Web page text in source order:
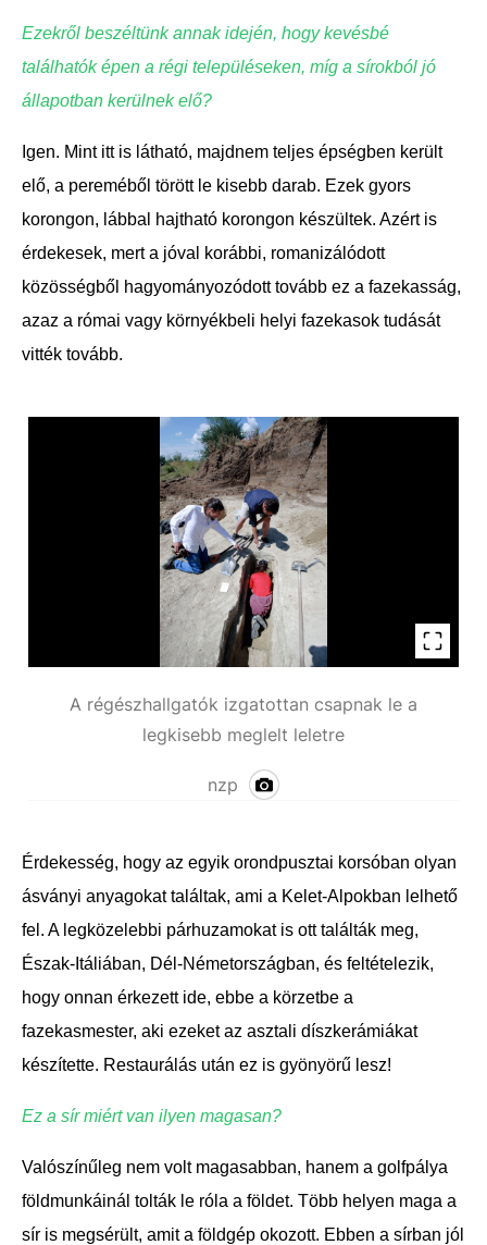
Ezekről beszéltünk annak idején, hogy kevésbé
találhatók épen a régi településeken, míg a sírokból jó
állapotban kerülnek elő?
Igen. Mint itt is látható, majdnem teljes épségben került
elő, a pereméből törött le kisebb darab. Ezek gyors
korongon, lábbal hajtható korongon készültek. Azért is
érdekesek, mert a jóval korábbi, romanizálódott
közösségből hagyományozódott tovább ez a fazekasság,
azaz a római vagy környékbeli helyi fazekasok tudását
vitték tovább.
A régészhallgatók izgatottan csapnak le a
legkisebb meglelt leletre
nzp
Érdekesség, hogy az egyik orondpusztai korsóban olyan
ásványi anyagokat találtak, ami a Kelet-Alpokban lelhető
fel. A legközelebbi párhuzamokat is ott találták meg,
Észak-Itáliában, Dél-Németországban, és feltételezik,
hogy onnan érkezett ide, ebbe a körzetbe a
fazekasmester, aki ezeket az asztali díszkerámiákat
készítette. Restaurálás után ez is gyönyörű lesz!
Ez a sír miért van ilyen magasan?
Valószínűleg nem volt magasabban, hanem a golfpálya
földmunkáinál tolták le róla a földet. Több helyen maga a
sír is megsérült, amit a földgép okozott. Ebben a sírban jól